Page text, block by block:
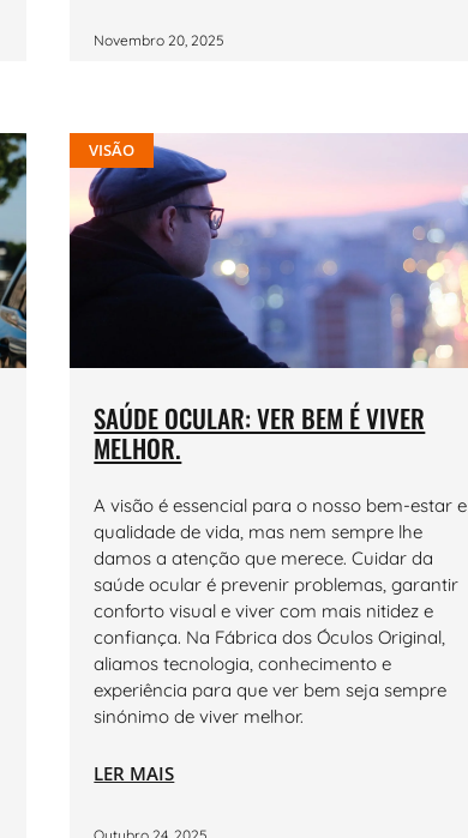
Novembro 20, 2025
VISÃO
SAÚDE OCULAR: VER BEM É VIVER
MELHOR.
A visão é essencial para o nosso bem-estar e
qualidade de vida, mas nem sempre lhe
damos a atenção que merece. Cuidar da
saúde ocular é prevenir problemas, garantir
conforto visual e viver com mais nitidez e
confiança. Na Fábrica dos Óculos Original,
aliamos tecnologia, conhecimento e
experiência para que ver bem seja sempre
sinónimo de viver melhor.
LER MAIS